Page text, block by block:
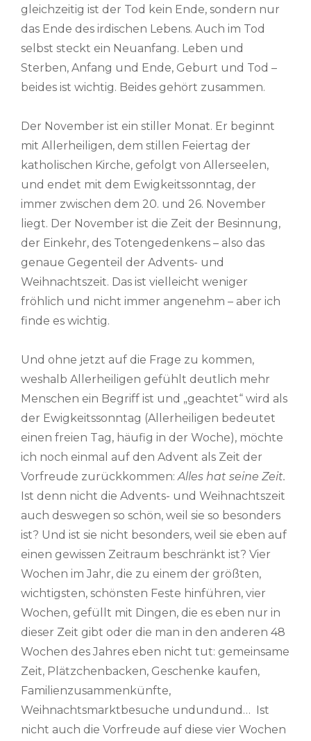
gleichzeitig ist der Tod kein Ende, sondern nur
das Ende des irdischen Lebens. Auch im Tod
selbst steckt ein Neuanfang. Leben und
Sterben, Anfang und Ende, Geburt und Tod –
beides ist wichtig. Beides gehört zusammen.
Der November ist ein stiller Monat. Er beginnt
mit Allerheiligen, dem stillen Feiertag der
katholischen Kirche, gefolgt von Allerseelen,
und endet mit dem Ewigkeitssonntag, der
immer zwischen dem 20. und 26. November
liegt. Der November ist die Zeit der Besinnung,
der Einkehr, des Totengedenkens – also das
genaue Gegenteil der Advents- und
Weihnachtszeit. Das ist vielleicht weniger
fröhlich und nicht immer angenehm – aber ich
finde es wichtig.
Und ohne jetzt auf die Frage zu kommen,
weshalb Allerheiligen gefühlt deutlich mehr
Menschen ein Begriff ist und „geachtet“ wird als
der Ewigkeitssonntag (Allerheiligen bedeutet
einen freien Tag, häufig in der Woche), möchte
ich noch einmal auf den Advent als Zeit der
Vorfreude zurückkommen:Alles hat seine Zeit.
Ist denn nicht die Advents- und Weihnachtszeit
auch deswegen so schön, weil sie so besonders
ist? Und ist sie nicht besonders, weil sie eben auf
einen gewissen Zeitraum beschränkt ist? Vier
Wochen im Jahr, die zu einem der größten,
wichtigsten, schönsten Feste hinführen, vier
Wochen, gefüllt mit Dingen, die es eben nur in
dieser Zeit gibt oder die man in den anderen 48
Wochen des Jahres eben nicht tut: gemeinsame
Zeit, Plätzchenbacken, Geschenke kaufen,
Familienzusammenkünfte,
Weihnachtsmarktbesuche undundund… Ist
nicht auch die Vorfreude auf diese vier Wochen